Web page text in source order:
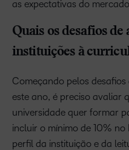
as expectativas do
Quais os desafios de
instituições à
Começando pelos
este ano, é preciso avaliar
universidade quer formar
incluir o mínimo de 10%
perfil da instituição e da